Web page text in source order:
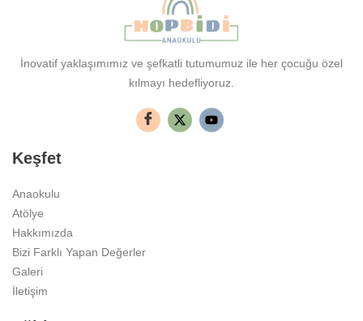
İnovatif yaklaşımımız ve şefkatli tutumumuz ile her çocuğu özel
kılmayı hedefliyoruz.
Keşfet
Anaokulu
Atölye
Hakkımızda
Bizi Farklı Yapan Değerler
Galeri
İletişim